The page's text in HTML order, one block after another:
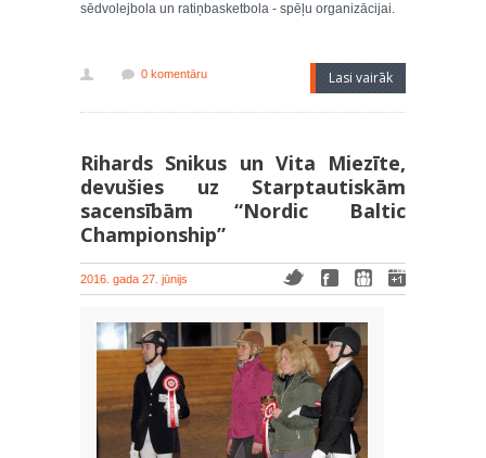
sēdvolejbola un ratiņbasketbola - spēļu organizācijai.
0 komentāru Lasi vairāk
Rihards Snikus un Vita Miezīte,
devušies uz Starptautiskām
sacensībām “Nordic Baltic
Championship”
2016. gada 27. jūnijs